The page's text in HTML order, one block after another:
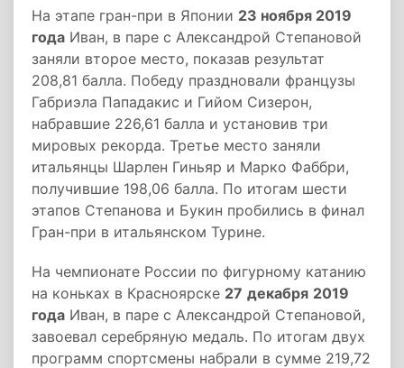
На этапе гран-при в Японии 23 ноября 2019
года Иван, в паре с Александрой Степановой
заняли второе место, показав результат
208,81 балла. Победу праздновали французы
Габриэла Пападакис и Гийом Сизерон,
набравшие 226,61 балла и установив три
мировых рекорда. Третье место заняли
итальянцы Шарлен Гиньяр и Марко Фаббри,
получившие 198,06 балла. По итогам шести
этапов Степанова и Букин пробились в финал
Гран-при в итальянском Турине.
На чемпионате России по фигурному катанию
на коньках в Красноярске 27 декабря 2019
года Иван, в паре с Александрой Степановой,
завоевал серебряную медаль. По итогам двух
программ спортсмены набрали в сумме 219,72